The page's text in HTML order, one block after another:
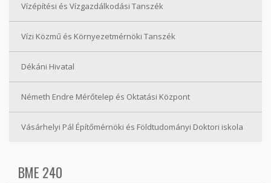
Vízépítési és Vízgazdálkodási Tanszék
Vízi Közmű és Környezetmérnöki Tanszék
Dékáni Hivatal
Németh Endre Mérőtelep és Oktatási Központ
Vásárhelyi Pál Építőmérnöki és Földtudományi Doktori iskola
BME 240